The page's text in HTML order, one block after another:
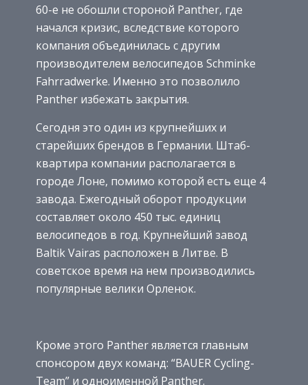
60-е не обошли стороной Panther, где
начался кризис, вследствие которого
компания объединилась с другим
производителем велосипедов Schminke
Fahrradwerke. Именно это позволило
Panther избежать закрытия.
Сегодня это один из крупнейших и
старейших брендов в Германии. Штаб-
квартира компании располагается в
городе Лоне, помимо которой есть еще 4
завода. Ежегодный оборот продукции
составляет около 450 тыс. единиц
велосипедов в год. Крупнейший завод
Baltik Vairas расположен в Литве. В
советское время на нем производились
популярные велики Орленок.
Кроме этого Panther является главным
спонсором двух команд: “BAUER Cycling-
Team” и одноименной Panther.